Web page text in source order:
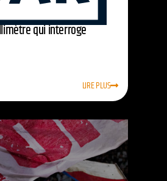
qui interroge
LIRE PLUS